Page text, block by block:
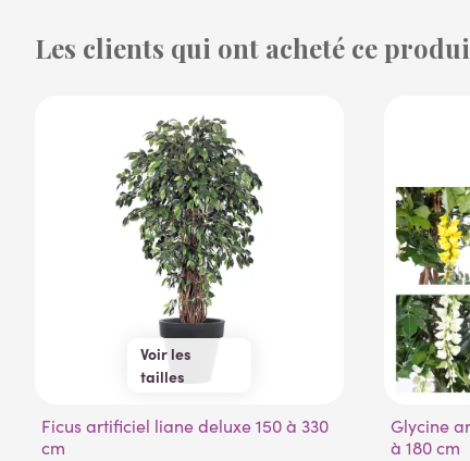
Les clients qui ont acheté ce
Voir les
tailles
180 cm270 cm
Ficus artificiel liane deluxe 150 à 330
cm
Glycine artificielle lianes new de 110
à 180 cm